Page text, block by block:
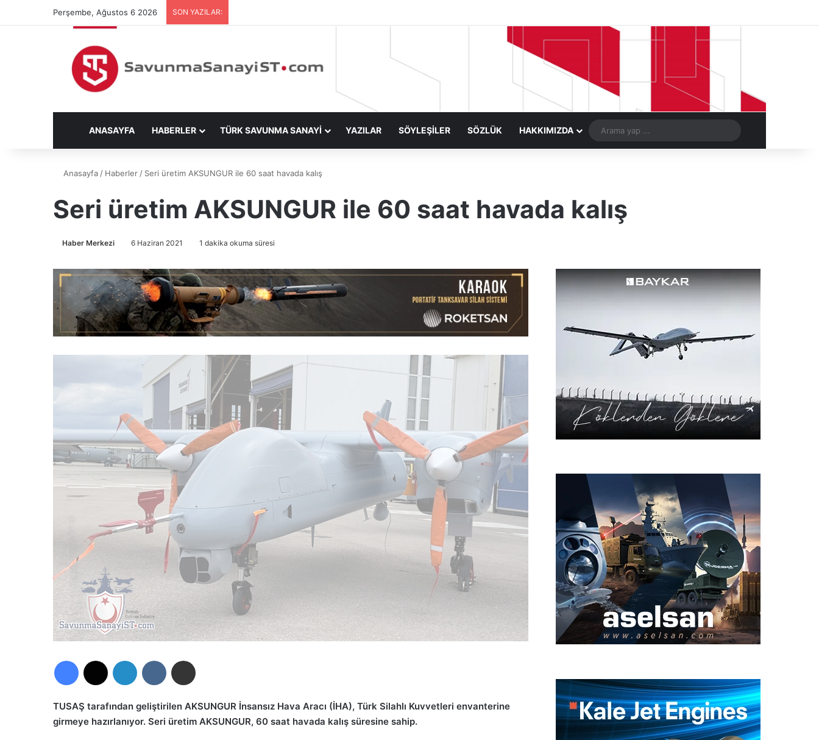
Perşembe, Ağustos 6 2026 SON YAZILAR:
ANASAYFA HABERLER TÜRK SAVUNMA SANAYİ YAZILAR SÖYLEŞİLER SÖZLÜK HAKKIMIZDA
yap
Anasayfa/ Haberler/ Seri üretim AKSUNGUR ile 60 saat havada kalış
Seri üretim AKSUNGUR ile 60 saat havada kalış
Haber Merkezi 6 Haziran 2021 1 dakika okuma süresi
TUSAŞ tarafından geliştirilen AKSUNGUR İnsansız Hava Aracı (İHA), Türk Silahlı Kuvvetleri envanterine
girmeye hazırlanıyor. Seri üretim AKSUNGUR, 60 saat havada kalış süresine sahip.